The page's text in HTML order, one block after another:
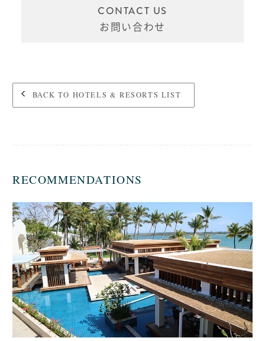
CONTACT US
お問い合わせ
BACK TO HOTELS & RESORTS LIST
RECOMMENDATIONS